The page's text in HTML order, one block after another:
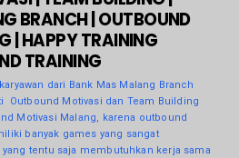
BRANCH | OUTBOUND
| HAPPY TRAINING
TRAINING
dari Bank Mas Malang Branch
Outbound Motivasi dan Team Building
Motivasi Malang, karena outbound
banyak games yang sangat
tentu saja membutuhkan kerja sama